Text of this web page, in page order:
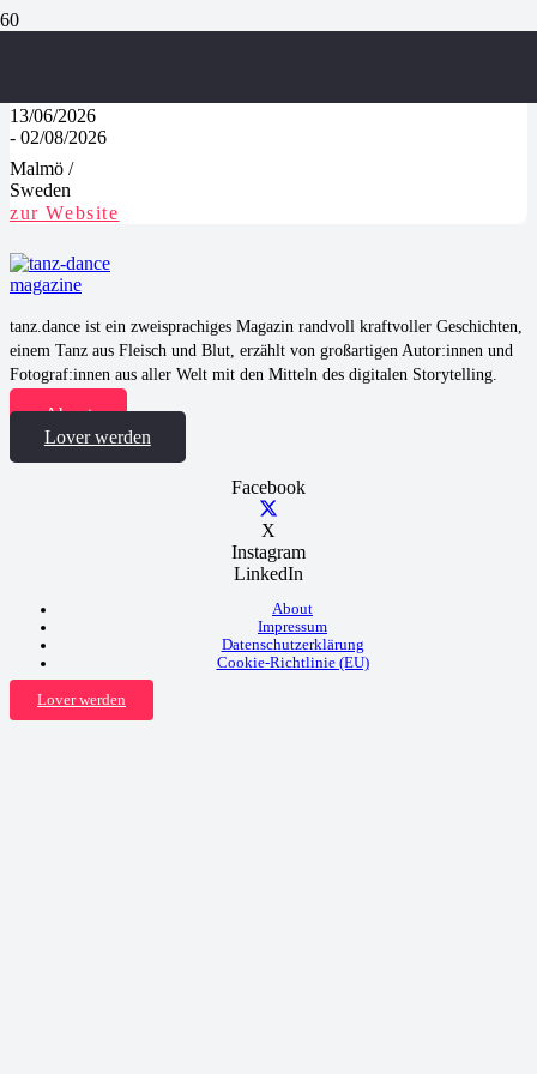
13/06/2026
- 02/08/2026
Malmö /
Sweden
zur Website
tanz.dance ist ein zweisprachiges Magazin randvoll kraftvoller Geschichten,
einem Tanz aus Fleisch und Blut, erzählt von großartigen Autor:innen und
Fotograf:innen aus aller Welt mit den Mitteln des digitalen Storytelling.
About
Lover werden
Facebook
X
Instagram
LinkedIn
About
Impressum
Datenschutzerklärung
Cookie-Richtlinie (EU)
Lover werden